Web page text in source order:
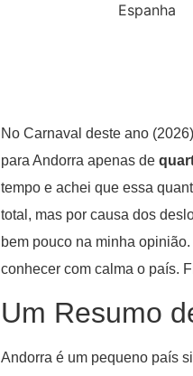
Espanha
No Carnaval deste ano
para Andorra apenas de
tempo e achei que essa
total, mas por causa dos
bem pouco na minha
conhecer com calma o país.
Um Resumo
Andorra é um pequeno país